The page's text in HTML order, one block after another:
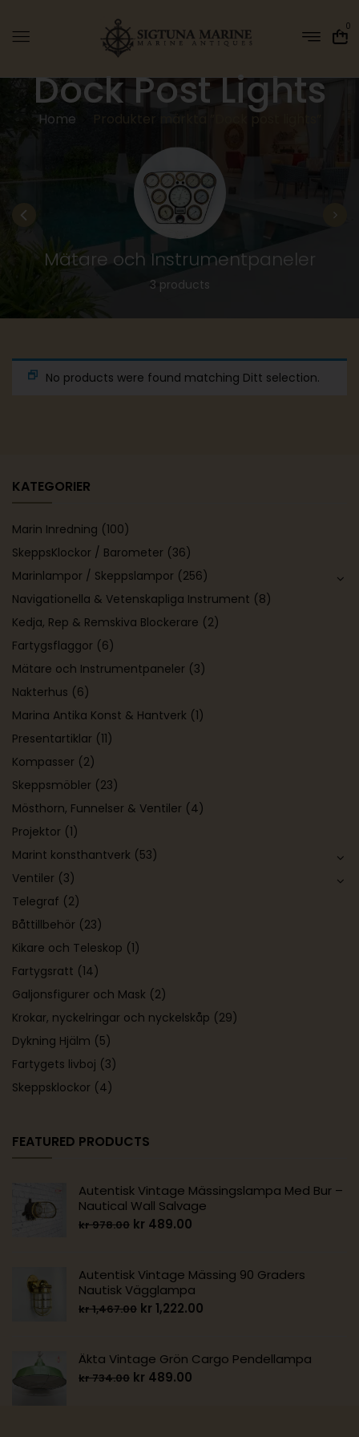
0
Dock Post Lights
Home Produkter märkta ”Dock post lights”
Mätare och Instrumentpaneler
3 products
KATEGORIER
Marin Inredning (100)
SkeppsKlockor / Barometer (36)
Marinlampor / Skeppslampor (256)
Navigationella & Vetenskapliga Instrument (8)
Kedja, Rep & Remskiva Blockerare (2)
Fartygsflaggor (6)
Mätare och Instrumentpaneler (3)
Nakterhus (6)
Marina Antika Konst & Hantverk (1)
Presentartiklar (11)
Kompasser (2)
Skeppsmöbler (23)
Mösthorn, Funnelser & Ventiler (4)
Projektor (1)
Marint konsthantverk (53)
Ventiler (3)
Telegraf (2)
Båttillbehör (23)
Kikare och Teleskop (1)
Fartygsratt (14)
Galjonsfigurer och Mask (2)
Krokar, nyckelringar och nyckelskåp (29)
Dykning Hjälm (5)
Fartygets livboj (3)
Skeppsklockor (4)
FEATURED PRODUCTS
Autentisk Vintage Mässingslampa Med Bur –
Nautical Wall Salvage
kr978.00 kr 489.00
Autentisk Vintage Mässing 90 Graders
Nautisk Vägglampa
kr1,467.00 kr 1,222.00
Äkta Vintage Grön Cargo Pendellampa
kr734.00 kr 489.00
No products were found matching Ditt selection.